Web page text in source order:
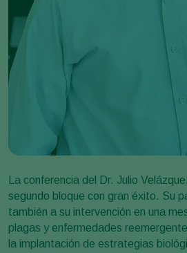
La conferencia del Dr. Julio
segundo bloque con gran éxito. Su
también a su intervención en una
plagas y enfermedades
la implantación de estrategias